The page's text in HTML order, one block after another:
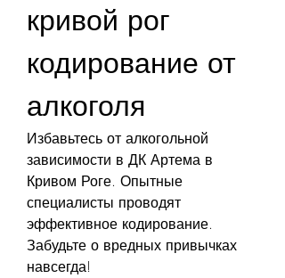
кривой рог
кодирование от
алкоголя
Избавьтесь от алкогольной
зависимости в ДК Артема в
Кривом Роге. Опытные
специалисты проводят
эффективное кодирование.
Забудьте о вредных привычках
навсегда!